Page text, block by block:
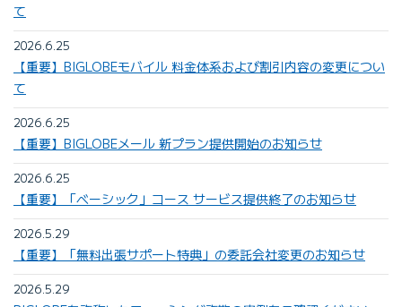
て
2026.6.25
【重要】BIGLOBEモバイル 料金体系および割引内容の変更につい
て
2026.6.25
【重要】BIGLOBEメール 新プラン提供開始のお知らせ
2026.6.25
【重要】「ベーシック」コース サービス提供終了のお知らせ
2026.5.29
【重要】「無料出張サポート特典」の委託会社変更のお知らせ
2026.5.29